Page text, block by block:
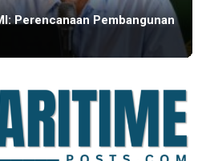
Perencanaan Pembangunan